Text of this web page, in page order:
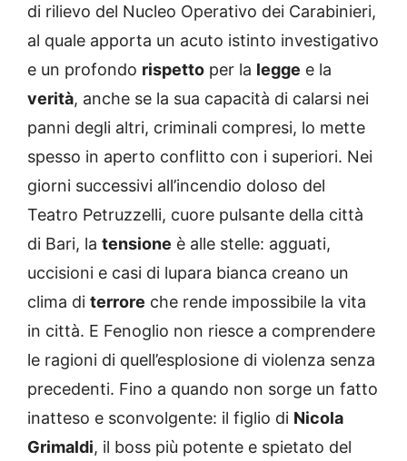
di rilievo del Nucleo Operativo dei Carabinieri,
al quale apporta un acuto istinto investigativo
e un profondo rispetto per la legge e la
verità, anche se la sua capacità di calarsi nei
panni degli altri, criminali compresi, lo mette
spesso in aperto conflitto con i superiori. Nei
giorni successivi all’incendio doloso del
Teatro Petruzzelli, cuore pulsante della città
di Bari, la tensione è alle stelle: agguati,
uccisioni e casi di lupara bianca creano un
clima di terrore che rende impossibile la vita
in città. E Fenoglio non riesce a comprendere
le ragioni di quell’esplosione di violenza senza
precedenti. Fino a quando non sorge un fatto
inatteso e sconvolgente: il figlio di Nicola
Grimaldi, il boss più potente e spietato del